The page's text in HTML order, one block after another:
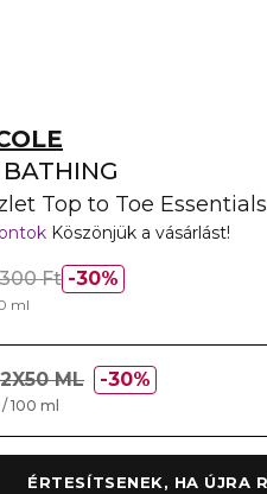
Top to Toe Essentials
Köszönjük a vásárlást!
30%
Ft
ml
ML 30%
100 ml